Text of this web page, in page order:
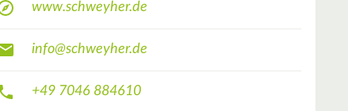
www.schweyher.de
info@schweyher.de
+49 7046 884610